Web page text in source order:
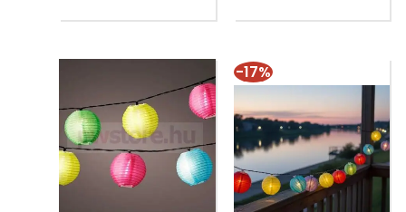
-17%